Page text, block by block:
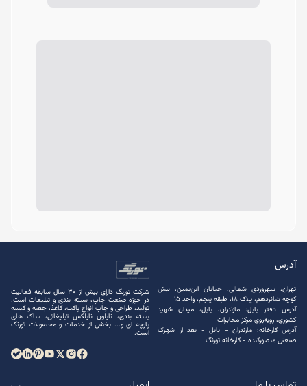
آدرس
تهران، سهروردی شمالی، خیابان ابن‌یمین، نبش
کوچه شانزدهم، پلاک ۱۸، طبقه پنجم، واحد ۱۵
آدرس دفتر بابل: مازندران، بابل، میدان شهید
کشوری، روبه‌روی مرکز مخابرات
آدرس کارخانه: مازندران - بابل - بعد از شهرک
صنعتی منصور‌کنده - کارخانه تورنگ
شرکت تورنگ دارای بیش از 30 سال سابقه فعالیت
در حوزه صنعت چاپ، بسته ‌بندی و تبلیغات است.
تولید، طراحی و چاپ انواع پاکت، کاغذ، جعبه و کیسه
بسته ‌بندی، نایلون نایلکس تبلیغاتی، ساک های
پارچه ‌ای و... بخشی از خدمات و محصولات تورنگ
است.